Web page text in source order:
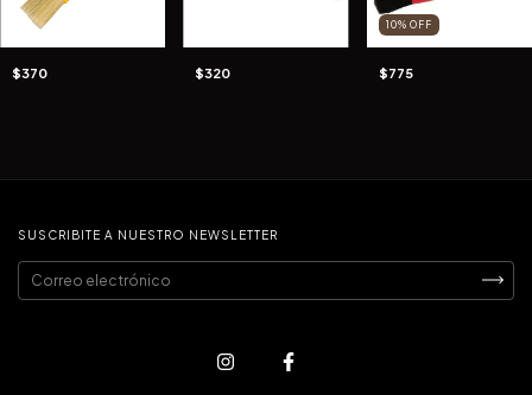
$370 $320
10% OFF
$775
SUSCRIBITE A NUESTRO NEWSLETTER